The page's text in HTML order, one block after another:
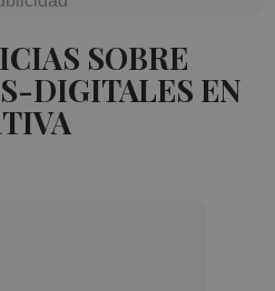
SOBRE
DIGITALES EN